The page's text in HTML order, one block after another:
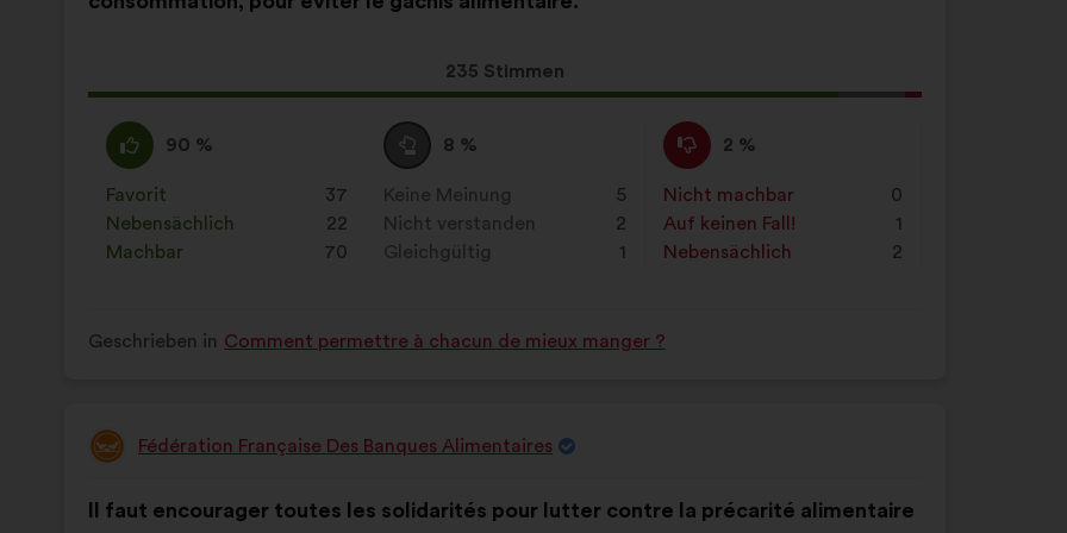
Vorschlags:
Dieser
Vorschlag
235 Stimmen
Aufteilung:
Ich
stimme
zu
:
90 %
Dieser
Vorschlag
wurde
eingeordnet
in:
Favorit
: 37
mal
Nebensächlich
: 22
mal
Machbar
: 70
mal
Neutral
:
8 %
Dieser
Vorschlag
wurde
eingeordnet
in:
Keine Meinung
: 5
mal
Nicht verstanden
: 2
mal
Gleichgültig
: 1
mal
Ich
stimme
nicht
zu
:
2 %
Dieser
Vorschlag
wurde
eingeordnet
in:
Nicht machbar
: 0
mal
Auf keinen Fall!
: 1
mal
Nebensächlich
: 2
mal
Geschrieben in Comment permettre à chacun de mieux manger ?
Vorschlag
Fédération Française Des Banques Alimentaires
des
Il faut encourager toutes les solidarités pour lutter contre la précarité alimentaire
folgender